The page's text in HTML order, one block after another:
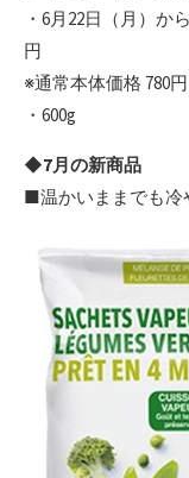
・6月22日（月）か
円
※通常本体価格 780円
・600g
◆7月の新商品
■温かいままでも冷